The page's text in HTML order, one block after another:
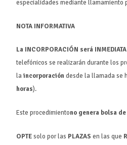
especialidades mediante llamamiento
NOTA INFORMATIVA
La INCORPORACIÓN será INMEDIATA
telefónicos se realizarán durante los
laincorporacióndesde la llamada se
horas).
Este procedimientono genera bolsa
OPTEsolo por las PLAZAS en las que